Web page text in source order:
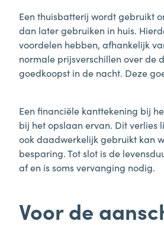
Een thuisbatterij wordt gebruikt
dan later gebruiken in huis.
voordelen hebben, afhankelijk
normale prijsverschillen over de
goedkoopst in de nacht. Deze
Een financiële kanttekening bij
bij het opslaan ervan. Dit verlies
ook daadwerkelijk gebruikt kan
besparing. Tot slot is de
af en is soms vervanging nodig.
Voor de